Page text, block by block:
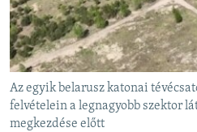
Az egyik belarusz katonai
felvételein a legnagyobb szektor
megkezdése előtt